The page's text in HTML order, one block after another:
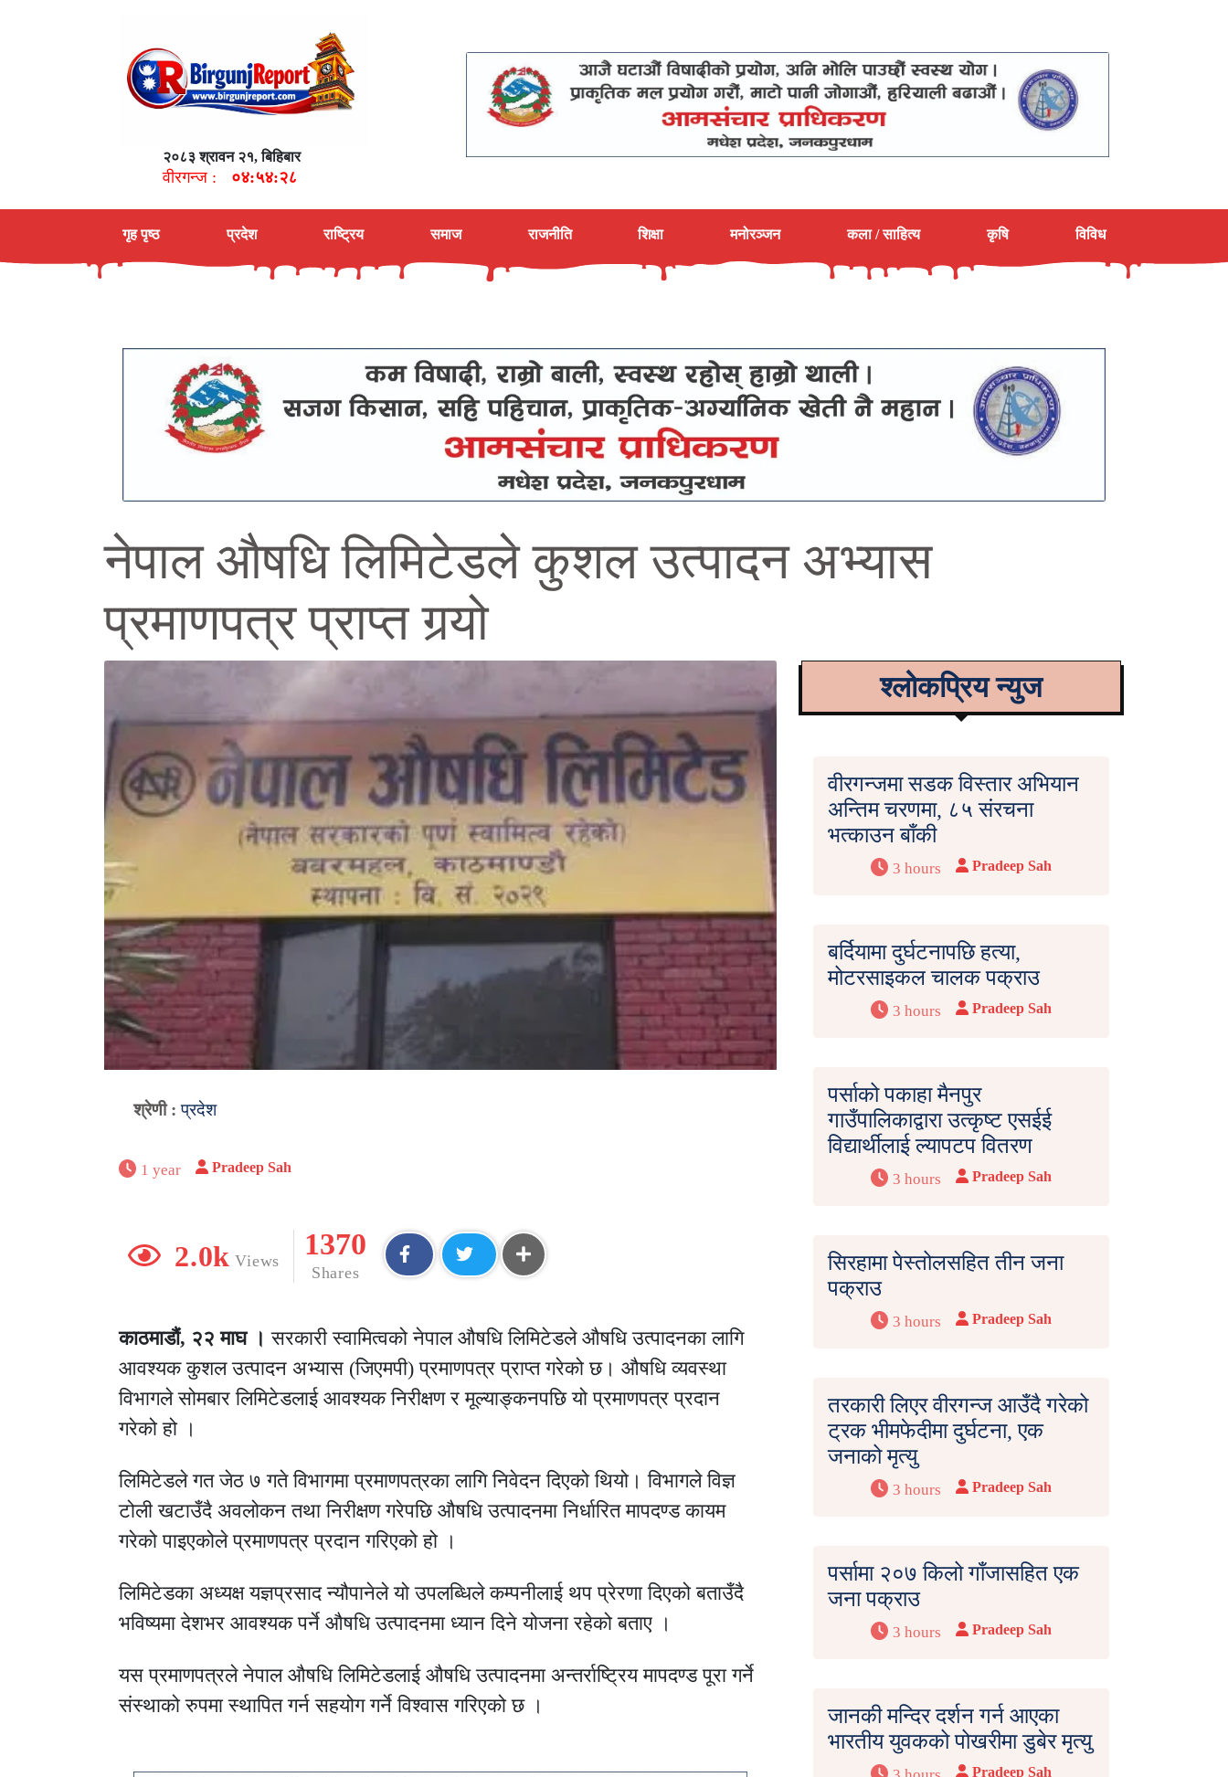
२०८३ श्रावन २१, बिहिबार
वीरगन्ज : ०४:५४:२९
गृह पृष्ठ प्रदेश राष्ट्रिय समाज राजनीति शिक्षा मनोरञ्जन कला / साहित्य कृषि विविध
नेपाल औषधि लिमिटेडले कुशल उत्पादन अभ्यास
प्रमाणपत्र प्राप्त गर्‍यो
श्रेणी :प्रदेश
1 year Pradeep Sah
2.0k Views
1370
Shares
काठमाडौं, २२ माघ । सरकारी स्वामित्वको नेपाल औषधि लिमिटेडले औषधि उत्पादनका लागि
आवश्यक कुशल उत्पादन अभ्यास (जिएमपी) प्रमाणपत्र प्राप्त गरेको छ। औषधि व्यवस्था
विभागले सोमबार लिमिटेडलाई आवश्यक निरीक्षण र मूल्याङ्कनपछि यो प्रमाणपत्र प्रदान
गरेको हो ।
लिमिटेडले गत जेठ ७ गते विभागमा प्रमाणपत्रका लागि निवेदन दिएको थियो। विभागले विज्ञ
टोली खटाउँदै अवलोकन तथा निरीक्षण गरेपछि औषधि उत्पादनमा निर्धारित मापदण्ड कायम
गरेको पाइएकोले प्रमाणपत्र प्रदान गरिएको हो ।
लिमिटेडका अध्यक्ष यज्ञप्रसाद न्यौपानेले यो उपलब्धिले कम्पनीलाई थप प्रेरणा दिएको बताउँदै
भविष्यमा देशभर आवश्यक पर्ने औषधि उत्पादनमा ध्यान दिने योजना रहेको बताए ।
यस प्रमाणपत्रले नेपाल औषधि लिमिटेडलाई औषधि उत्पादनमा अन्तर्राष्ट्रिय मापदण्ड पूरा गर्ने
संस्थाको रुपमा स्थापित गर्न सहयोग गर्ने विश्वास गरिएको छ ।
श्लोकप्रिय न्युज
वीरगन्जमा सडक विस्तार अभियान
अन्तिम चरणमा, ८५ संरचना
भत्काउन बाँकी
3 hours Pradeep Sah
बर्दियामा दुर्घटनापछि हत्या,
मोटरसाइकल चालक पक्राउ
3 hours Pradeep Sah
पर्साको पकाहा मैनपुर
गाउँपालिकाद्वारा उत्कृष्ट एसईई
विद्यार्थीलाई ल्यापटप वितरण
3 hours Pradeep Sah
सिरहामा पेस्तोलसहित तीन जना
पक्राउ
3 hours Pradeep Sah
तरकारी लिएर वीरगन्ज आउँदै गरेको
ट्रक भीमफेदीमा दुर्घटना, एक
जनाको मृत्यु
3 hours Pradeep Sah
पर्सामा २०७ किलो गाँजासहित एक
जना पक्राउ
3 hours Pradeep Sah
जानकी मन्दिर दर्शन गर्न आएका
भारतीय युवकको पोखरीमा डुबेर मृत्यु
Pradeep Sah